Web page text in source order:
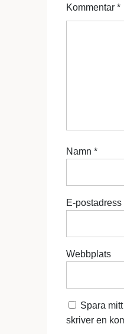
Kommentar *
Namn *
E-postadress
Webbplats
Spara
skriver en